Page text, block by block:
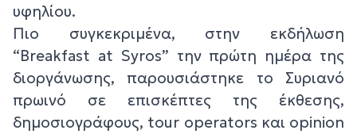
υφηλίου.
Πιο συγκεκριμένα, στην εκδήλωση
“Breakfast at Syros” την πρώτη ημέρα της
διοργάνωσης, παρουσιάστηκε το Συριανό
πρωινό σε επισκέπτες της έκθεσης,
δημοσιογράφους, tour operators και opinion